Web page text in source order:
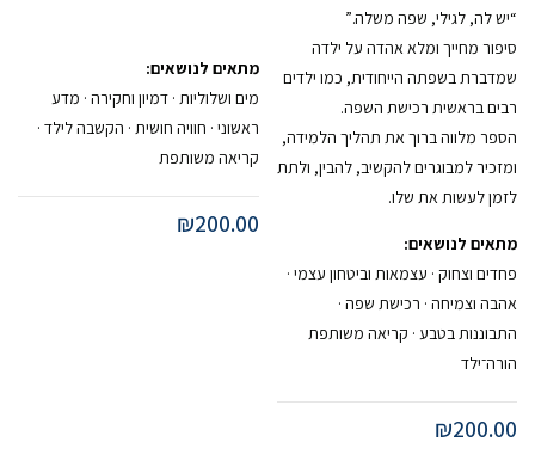
“יש לה, לגילי, שפה משלה.”
סיפור מחייך ומלא אהדה על ילדה
שמדברת בשפתה הייחודית, כמו ילדים
רבים בראשית רכישת השפה.
הספר מלווה ברוך את תהליך הלמידה,
ומזכיר למבוגרים להקשיב, להבין, ולתת
לזמן לעשות את שלו.
מתאים לנושאים:
פחדים וצחוק · עצמאות וביטחון עצמי ·
אהבה וצמיחה · רכישת שפה ·
התבוננות בטבע · קריאה משותפת
הורה־ילד
₪200.00
מתאים לנושאים:
מים ושלוליות · דמיון וחקירה · מדע
ראשוני · חוויה חושית · הקשבה לילד ·
קריאה משותפת
₪200.00